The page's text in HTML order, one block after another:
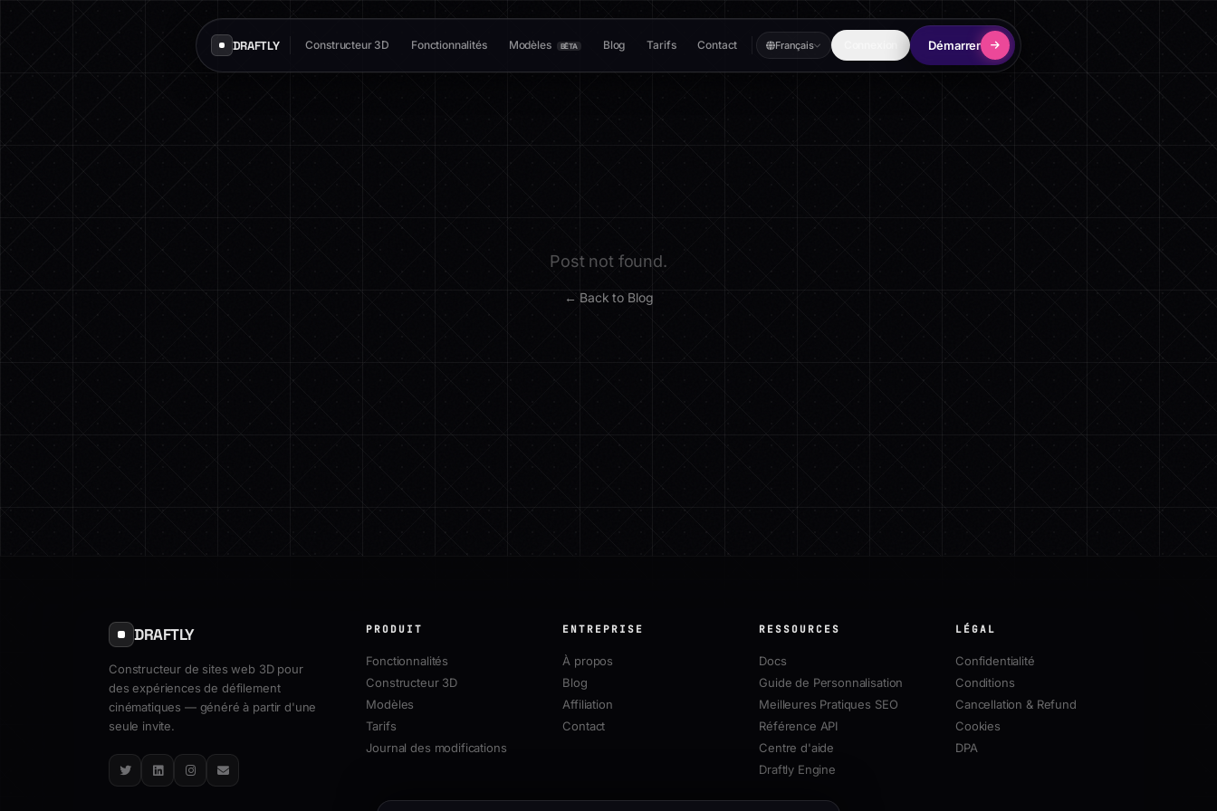
DRAFTLY Constructeur 3D Fonctionnalités Modèles BÊTA Blog Tarifs Contact Français Démarrer
Post not found.
← Back to Blog
DRAFTLY
Constructeur de sites web 3D pour
des expériences de défilement
cinématiques — généré à partir d'une
seule invite.
TwitterLinkedInInstagram
Email
PRODUIT
Fonctionnalités
Constructeur 3D
Modèles
Tarifs
Journal des modifications
ENTREPRISE
À propos
Blog
Affiliation
Contact
RESSOURCES
Docs
Guide de Personnalisation
Meilleures Pratiques SEO
Référence API
Centre d'aide
Draftly Engine
LÉGAL
Confidentialité
Conditions
Cancellation & Refund
Cookies
DPA